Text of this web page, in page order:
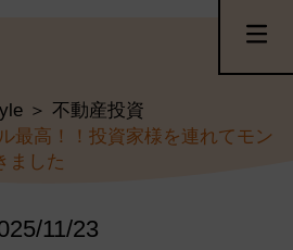
不動産投資
最高！！投資家様を連れてモン
ました
11/23